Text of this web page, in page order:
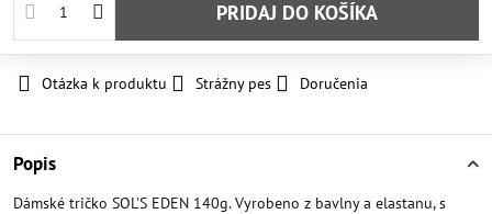
PRIDAJ DO KOŠÍKA
Otázka k produktu Strážny pes Doručenia
Popis
Dámské tričko SOL'S EDEN 140g. Vyrobeno z bavlny a elastanu, s